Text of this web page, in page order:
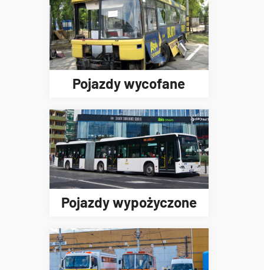
Pojazdy wycofane
Pojazdy wypożyczone